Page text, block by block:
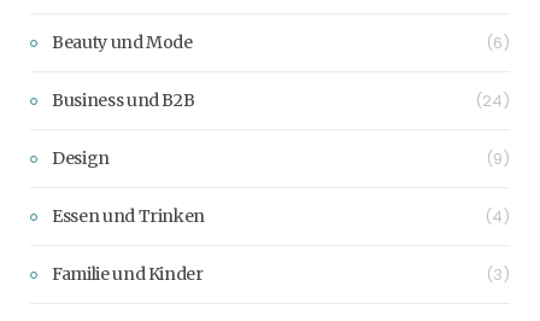
Beauty und Mode (6)
Business und B2B (24)
Design (9)
Essen und Trinken (4)
Familie und Kinder (3)